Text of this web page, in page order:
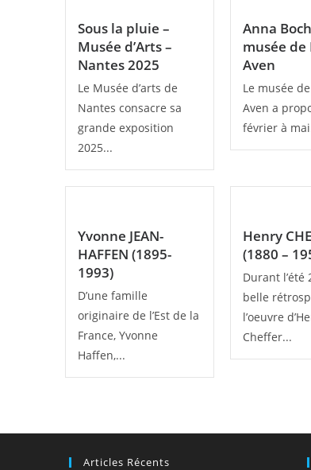
Sous la pluie –
Musée d’Arts –
Nantes 2025
Le Musée d’arts de
Nantes consacre sa
grande exposition
2025...
Anna
musée de
Aven
Le musée
Aven a
février à
Yvonne JEAN-
HAFFEN (1895-
1993)
D’une famille
originaire de l’Est de la
France, Yvonne
Haffen,...
Henry
(1880 –
Durant l’été
belle
l’oeuvre
Cheffer...
Articles Récents